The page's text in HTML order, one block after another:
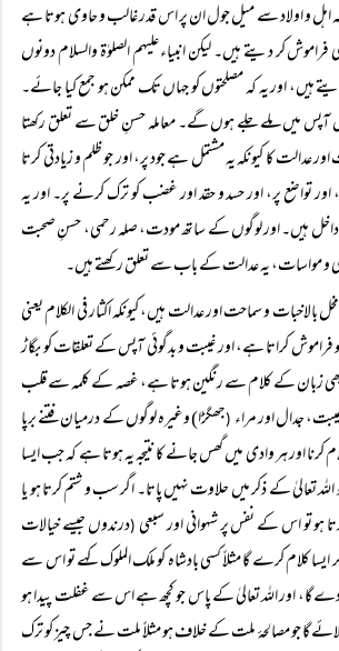
اہل و اولاد سے میل جول ان پر اس قدر غالب و حاوی ہوتا ہے
فراموش کر دیتے ہیں۔ لیکن انبیاء علیہم الصلوٰۃ والسلام دونوں
ہیں، اور یہ کہ مصلحتوں کو جہاں تک ممکن ہو جمع کیا جائے۔
میں ملے جلے ہوں گے۔ معاملہ حسنِ خلق سے تعلق رکھتا
عدالت کا کیونکہ یہ مشتمل ہے جود پر، اور جو ظلم و زیادتی کرتا
تواضع پر، اور حسد و حقد اور غضب کو ترک کرنے پر۔ اور یہ
ہیں۔ اور لوگوں کے ساتھ مودت، صلہ رحمی، حسنِ صحبت
و مواسات، یہ عدالت کے باب سے تعلق رکھتے ہیں۔
و سماحت اور عدالت ہیں، کیونکہ اکثار فی الکلام یعنی
کو فراموش کراتا ہے، اور غیبت و بدگوئی آپس کے تعلقات کو بگاڑ
زبان کے کلام سے رنگین ہوتا ہے، غصہ کے کلمہ سے قلب
جدال اور مراء (جھگڑا) وغیرہ لوگوں کے درمیان فتنے برپا
کرنا اور ہر وادی میں گھس جانے کا نتیجہ یہ ہوتا ہے کہ جب ایسا
اللہ تعالیٰ کے ذکر میں حلاوت نہیں پاتا۔ اگر سب و شتم کرتا ہو یا
ہو تو اس کے نفس پر شہوانی اور سبعی (درندوں جیسے خیالات
ایسا کلام کرے گا مثلاً‌ کسی بادشاہ کو ملک الملوک کہے تو اس سے
گا، اور اللہ تعالیٰ کے پاس جو کچھ ہے اس سے غفلت پیدا ہو
لائے گا جو مصالحۂ ملت کے خلاف ہو مثلاً‌ ملت نے جس چیز کو ترک